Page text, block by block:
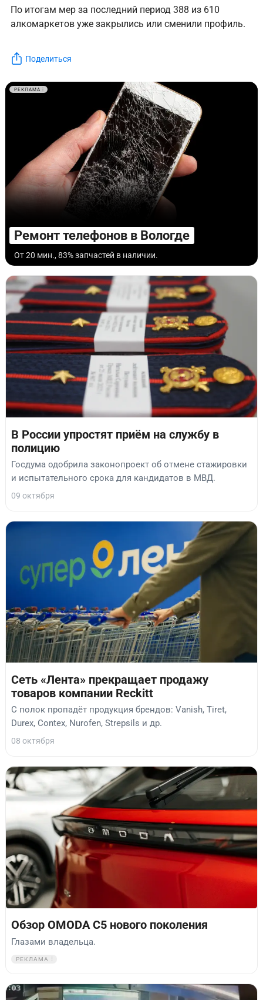
По итогам мер за последний период 388 из 610
алкомаркетов уже закрылись или сменили профиль.
Поделиться
РЕКЛАМА
Ремонт телефонов в Вологде
От 20 мин., 83% запчастей в наличии.
В России упростят приём на службу в
полицию
Госдума одобрила законопроект об отмене стажировки
и испытательного срока для кандидатов в МВД.
09 октября
Сеть «Лента» прекращает продажу
товаров компании Reckitt
С полок пропадёт продукция брендов: Vanish, Tiret,
Durex, Contex, Nurofen, Strepsils и др.
08 октября
Обзор OMODA C5 нового поколения
Глазами владельца.
РЕКЛАМА